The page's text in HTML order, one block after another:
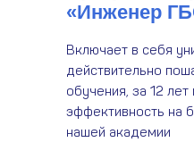
«Инженер
Включает в себя
действительно
обучения, за 12
эффективность на
нашей академии